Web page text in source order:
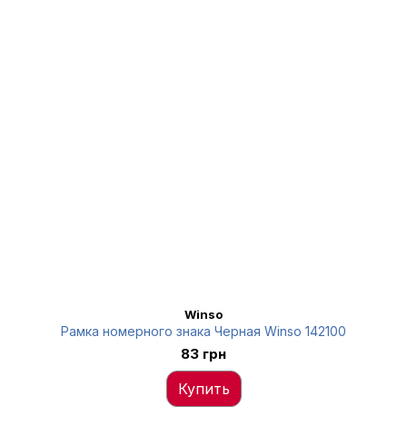
Winso
Рамка номерного знака Черная Winso 142100
83 грн
Купить